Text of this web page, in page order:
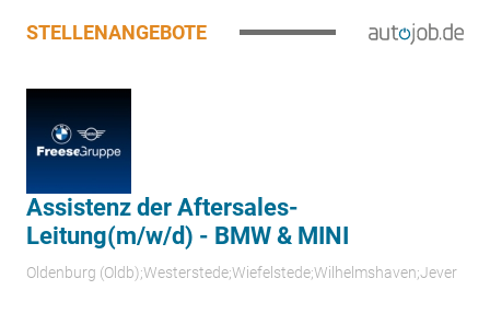
STELLENANGEBOTE
Assistenz der Aftersales-
Leitung(m/w/d) - BMW & MINI
Oldenburg (Oldb);Westerstede;Wiefelstede;Wilhelmshaven;Jever